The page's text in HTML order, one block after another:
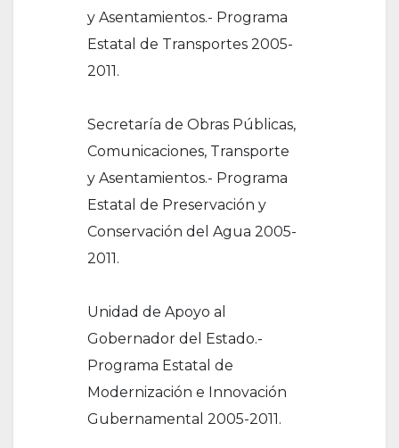
y Asentamientos.- Programa
Estatal de Transportes 2005-
2011.
Secretaría de Obras Públicas,
Comunicaciones, Transporte
y Asentamientos.- Programa
Estatal de Preservación y
Conservación del Agua 2005-
2011.
Unidad de Apoyo al
Gobernador del Estado.-
Programa Estatal de
Modernización e Innovación
Gubernamental 2005-2011.